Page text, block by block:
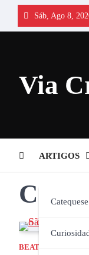
Skip
Sáb, Ago 8,
Via
ARTIGOS
Catequese
BEATOS & SANTOS